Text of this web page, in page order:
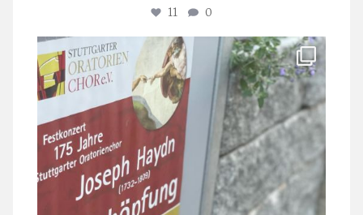
11 0
stuttgarter_oratorienchor
Juli 23